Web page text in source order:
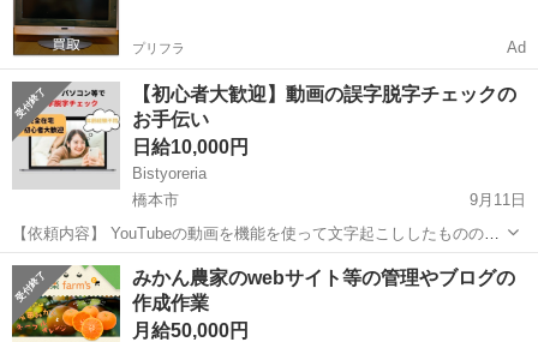
プリフラ Ad
【初心者大歓迎】動画の誤字脱字チェックの
お手伝い
日給10,000円
Bistyoreria
橋本市
9月11日
【依頼内容】 YouTubeの動画を機能を使って文字起こししたものの誤
字脱字チェックになります。 文字起こしソフトを使っているため、ほ
ぼ文字起こしされたものになります。 誤字脱字を修正をお願いしま
す。 動画の長さは10分〜...
和歌山 橋本市 その他 誤字脱字
みかん農家のwebサイト等の管理やブログの
作成作業
月給50,000円